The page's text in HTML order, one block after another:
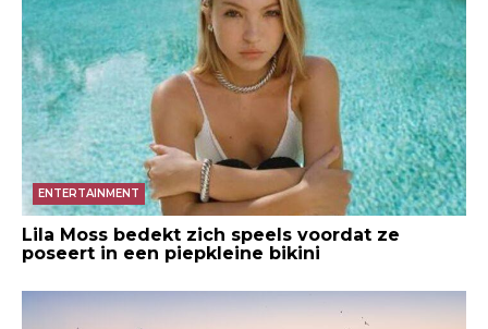
ENTERTAINMENT
Lila Moss bedekt zich speels voordat ze
poseert in een piepkleine bikini